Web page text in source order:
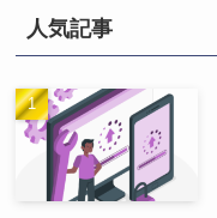
人気記事